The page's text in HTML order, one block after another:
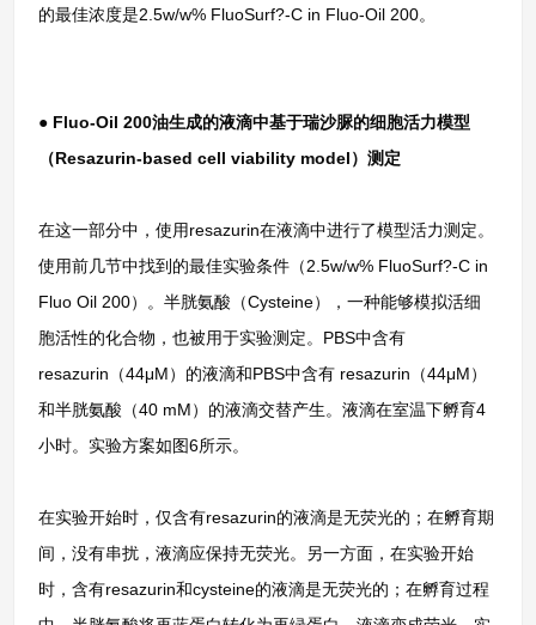
的最佳浓度是2.5w/w% FluoSurf?-C in Fluo-Oil 200。
● Fluo-Oil 200油生成的液滴中基于瑞沙脲的细胞活力模型
（Resazurin-based cell viability model）测定
在这一部分中，使用resazurin在液滴中进行了模型活力测定。
使用前几节中找到的最佳实验条件（2.5w/w% FluoSurf?-C in
Fluo Oil 200）。半胱氨酸（Cysteine），一种能够模拟活细
胞活性的化合物，也被用于实验测定。PBS中含有
resazurin（44μM）的液滴和PBS中含有 resazurin（44μM）
和半胱氨酸（40 mM）的液滴交替产生。液滴在室温下孵育4
小时。实验方案如图6所示。
在实验开始时，仅含有resazurin的液滴是无荧光的；在孵育期
间，没有串扰，液滴应保持无荧光。另一方面，在实验开始
时，含有resazurin和cysteine的液滴是无荧光的；在孵育过程